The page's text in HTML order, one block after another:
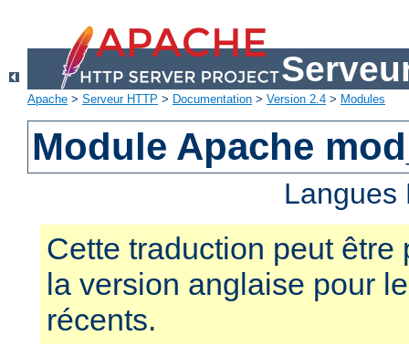
Apache > Serveur HTTP > Documentation > Version 2.4 > Modules
Module Apache
Cette traduction peut être
la version anglaise pour
récents.